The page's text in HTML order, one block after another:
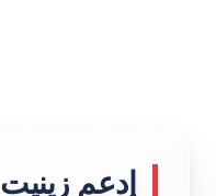
إدعم زينيت